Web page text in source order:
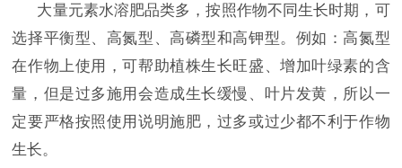
大量元素水溶肥品类多，按照作物不同生长时期，可
选择平衡型、高氮型、高磷型和高钾型。例如：高氮型
在作物上使用，可帮助植株生长旺盛、增加叶绿素的含
量，但是过多施用会造成生长缓慢、叶片发黄，所以一
定要严格按照使用说明施肥，过多或过少都不利于作物
生长。